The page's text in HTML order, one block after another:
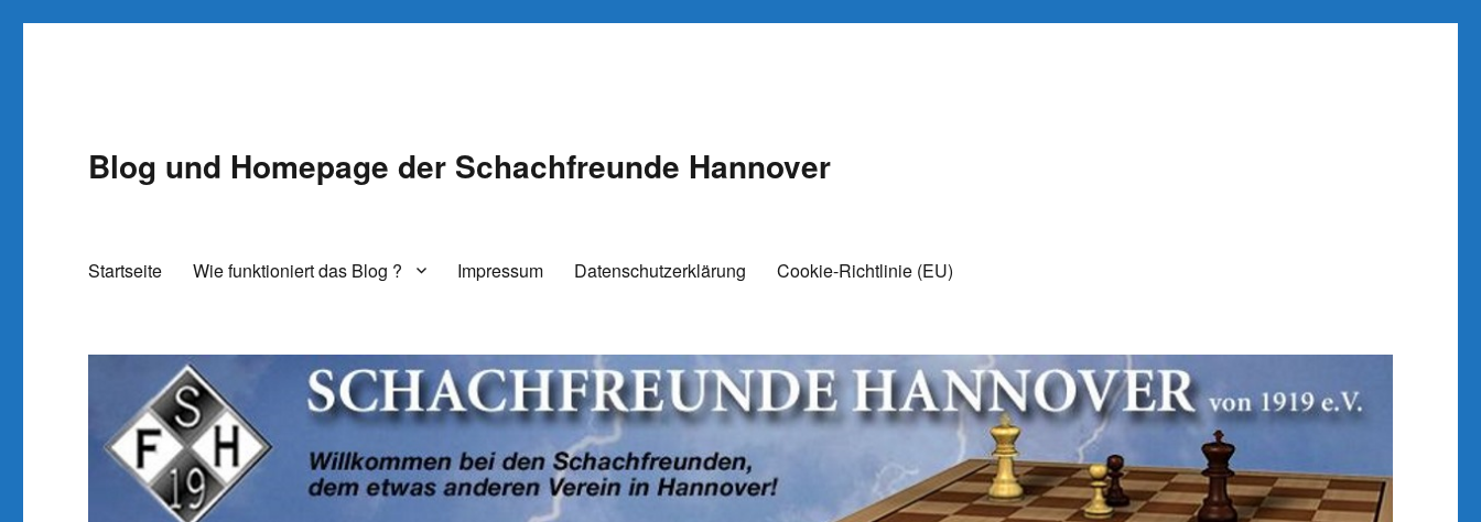
Blog und Homepage der Schachfreunde Hannover
Startseite Wie funktioniert das Blog ? Impressum Datenschutzerklärung Cookie-Richtlinie (EU)